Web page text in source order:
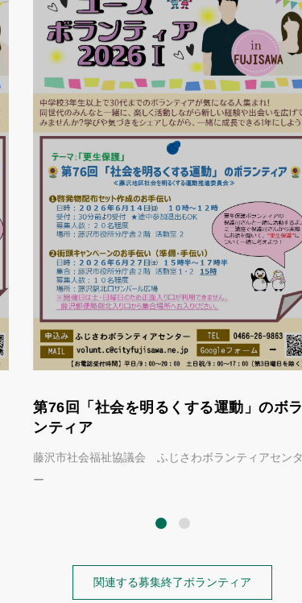
第76回「社会を明るくする運動」のボラ
ンティア
藤沢市社会福祉協議会 ふじさわボランティアセンタ
ー
関連する募集終了ボランティア